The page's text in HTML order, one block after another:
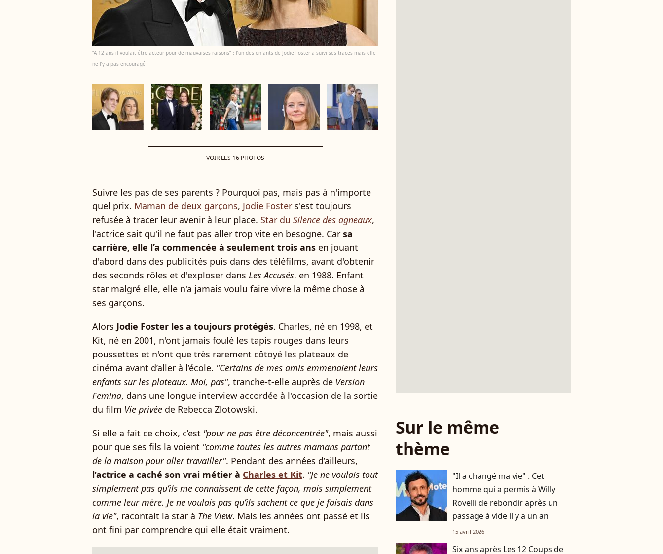
“A 12 ans il voulait être acteur pour de mauvaises raisons” : l’un des enfants de Jodie Foster a suivi ses traces mais elle
ne l’y a pas encouragé
VOIR LES 16 PHOTOS
Suivre les pas de ses parents ? Pourquoi pas, mais pas à n'importe
quel prix. Maman de deux garçons, Jodie Foster s'est toujours
refusée à tracer leur avenir à leur place. Star du Silence des agneaux,
l'actrice sait qu'il ne faut pas aller trop vite en besogne. Car sa
carrière, elle l’a commencée à seulement trois ans en jouant
d'abord dans des publicités puis dans des téléfilms, avant d'obtenir
des seconds rôles et d'exploser dans Les Accusés, en 1988. Enfant
star malgré elle, elle n'a jamais voulu faire vivre la même chose à
ses garçons.
Alors Jodie Foster les a toujours protégés. Charles, né en 1998, et
Kit, né en 2001, n'ont jamais foulé les tapis rouges dans leurs
poussettes et n'ont que très rarement côtoyé les plateaux de
cinéma avant d’aller à l’école. "Certains de mes amis emmenaient leurs
enfants sur les plateaux. Moi, pas", tranche-t-elle auprès de Version
Femina, dans une longue interview accordée à l'occasion de la sortie
du film Vie privée de Rebecca Zlotowski.
Si elle a fait ce choix, c’est "pour ne pas être déconcentrée", mais aussi
pour que ses fils la voient "comme toutes les autres mamans partant
de la maison pour aller travailler". Pendant des années d’ailleurs,
l’actrice a caché son vrai métier à Charles et Kit. "Je ne voulais tout
simplement pas qu’ils me connaissent de cette façon, mais simplement
comme leur mère. Je ne voulais pas qu’ils sachent ce que je faisais dans
la vie", racontait la star à The View. Mais les années ont passé et ils
ont fini par comprendre qui elle était vraiment.
Sur le même
thème
"Il a changé ma vie" : Cet
homme qui a permis à Willy
Rovelli de rebondir après un
passage à vide il y a un an
15 avril 2026
Six ans après Les 12 Coups de